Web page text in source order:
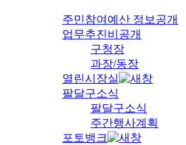
주민참여예산 정보공개
업무추진비공개
구청장
과장/동장
열린시장실
팔달구소식
팔달구소식
주간행사계획
포토뱅크